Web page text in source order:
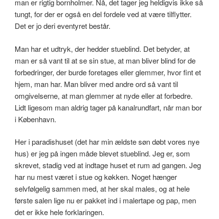
man er rigtig bornholmer. Nå, det tager jeg heldigvis ikke så
tungt, for der er også en del fordele ved at være tilflytter.
Det er jo deri eventyret består.
Man har et udtryk, der hedder stueblind. Det betyder, at
man er så vant til at se sin stue, at man bliver blind for de
forbedringer, der burde foretages eller glemmer, hvor fint et
hjem, man har. Man bliver med andre ord så vant til
omgivelserne, at man glemmer at nyde eller at forbedre.
Lidt ligesom man aldrig tager på kanalrundfart, når man bor
i København.
Her i paradishuset (det har min ældste søn døbt vores nye
hus) er jeg på ingen måde blevet stueblind. Jeg er, som
skrevet, stadig ved at indtage huset et rum ad gangen. Jeg
har nu mest været i stue og køkken. Noget hænger
selvfølgelig sammen med, at her skal males, og at hele
første salen lige nu er pakket ind i malertape og pap, men
det er ikke hele forklaringen.